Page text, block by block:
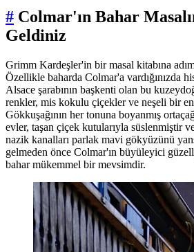
# Colmar'ın Bahar
Geldiniz
Grimm Kardeşler'in bir masal kitabına adım
Özellikle baharda Colmar'a vardığınızda
Alsace şarabının başkenti olan bu
renkler, mis kokulu çiçekler ve neşeli bir
Gökkuşağının her tonuna boyanmış
evler, taşan çiçek kutularıyla süslenmiştir
nazik kanalları parlak mavi gökyüzünü
gelmeden önce Colmar'ın büyüleyici
bahar mükemmel bir mevsimdir.